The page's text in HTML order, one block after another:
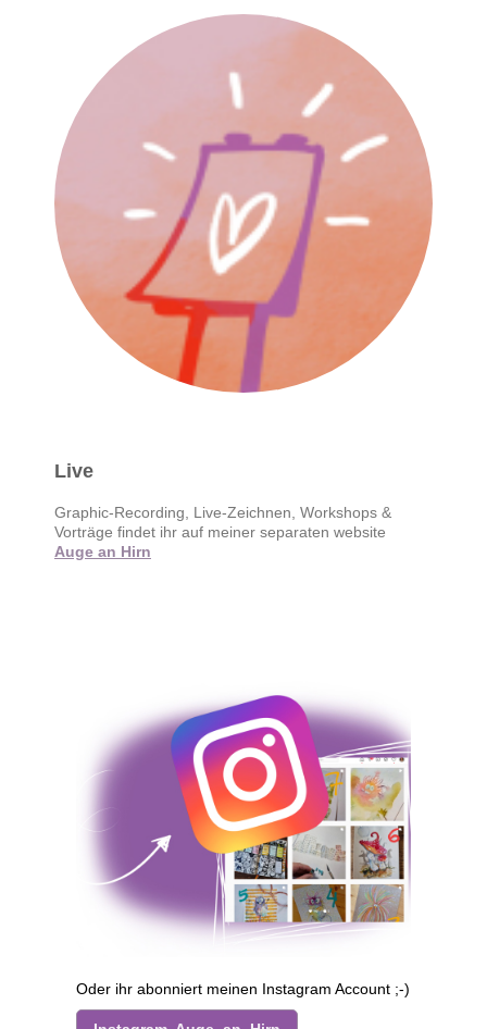
Live
Graphic-Recording, Live-Zeichnen, Workshops &
Vorträge findet ihr auf meiner separaten website
Auge an Hirn
Oder ihr abonniert meinen Instagram Account ;-)